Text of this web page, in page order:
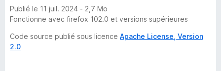
Publié le 11 juil. 2024 - 2,7 Mo
Fonctionne avec firefox 102.0 et versions supérieures
Code source publié sous licence Apache License, Version
2.0